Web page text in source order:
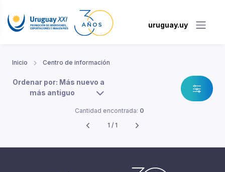
uruguay.uy
Inicio Centro de información
Ordenar por: Más nuevo a
más antiguo
Cantidad encontrada: 0
1 / 1